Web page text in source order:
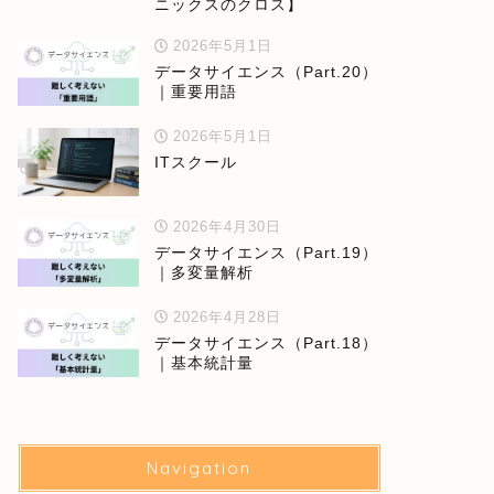
ニックスのクロス】
2026年5月1日
データサイエンス（Part.20）
｜重要用語
2026年5月1日
ITスクール
2026年4月30日
データサイエンス（Part.19）
｜多変量解析
2026年4月28日
データサイエンス（Part.18）
｜基本統計量
Navigation